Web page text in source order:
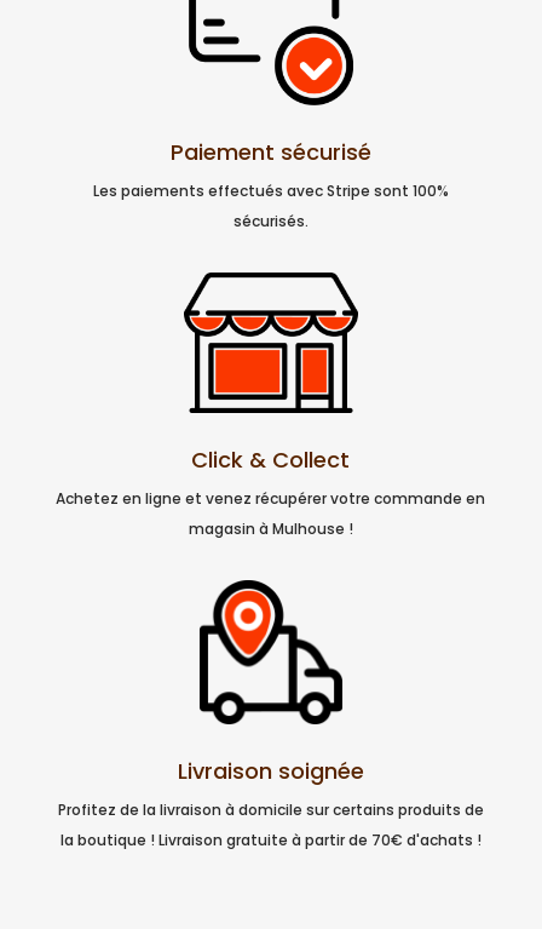
Paiement sécurisé
Les paiements effectués avec Stripe sont 100%
sécurisés.
Click & Collect
Achetez en ligne et venez récupérer votre commande en
magasin à Mulhouse !
Livraison soignée
Profitez de la livraison à domicile sur certains produits de
la boutique ! Livraison gratuite à partir de 70€ d'achats !